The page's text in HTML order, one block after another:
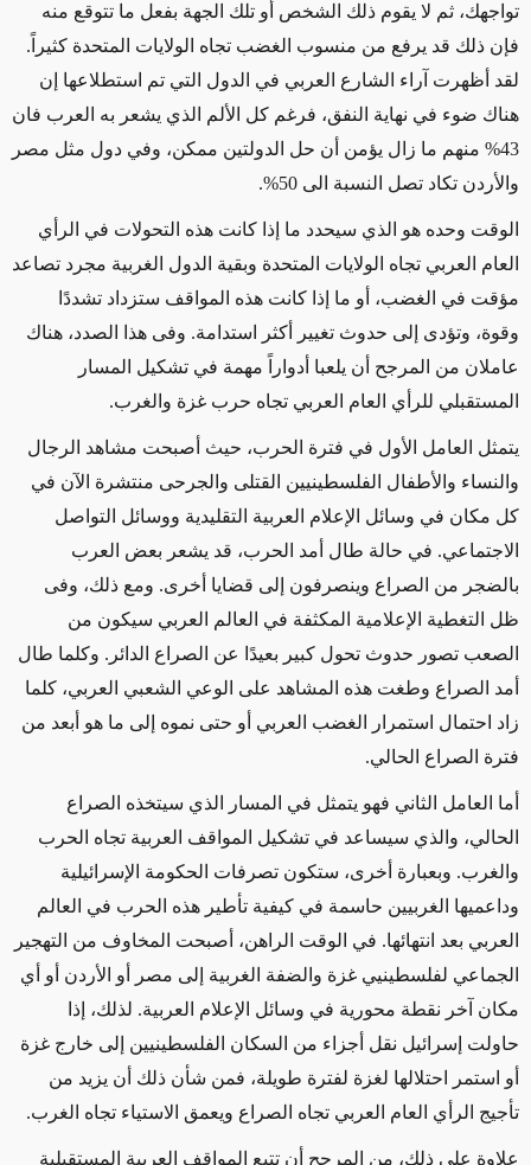
تواجهك، ثم لا يقوم ذلك الشخص أو تلك الجهة بفعل ما تتوقع منه
فإن ذلك قد يرفع من منسوب الغضب تجاه الولايات المتحدة كثيراً.
لقد أظهرت آراء الشارع العربي في الدول التي تم استطلاعها إن
هناك ضوء في نهاية النفق، فرغم كل الألم الذي يشعر به العرب فان
43% منهم ما زال يؤمن أن حل الدولتين ممكن، وفي دول مثل مصر
والأردن تكاد تصل النسبة الى 50%.
الوقت وحده هو الذي سيحدد ما إذا كانت هذه التحولات في الرأي
العام العربي تجاه الولايات المتحدة وبقية الدول الغربية مجرد تصاعد
مؤقت في الغضب، أو ما إذا كانت هذه المواقف ستزداد تشددًا
وقوة، وتؤدى إلى حدوث تغيير أكثر استدامة. وفى هذا الصدد، هناك
عاملان من المرجح أن يلعبا أدواراً مهمة في تشكيل المسار
المستقبلي للرأي العام العربي تجاه حرب غزة والغرب.
يتمثل العامل الأول في فترة الحرب، حيث أصبحت مشاهد الرجال
والنساء والأطفال الفلسطينيين القتلى والجرحى منتشرة الآن في
كل مكان في وسائل الإعلام العربية التقليدية ووسائل التواصل
الاجتماعي. في حالة طال أمد الحرب، قد يشعر بعض العرب
بالضجر من الصراع وينصرفون إلى قضايا أخرى. ومع ذلك، وفى
ظل التغطية الإعلامية المكثفة في العالم العربي سيكون من
الصعب تصور حدوث تحول كبير بعيدًا عن الصراع الدائر. وكلما طال
أمد الصراع وطغت هذه المشاهد على الوعي الشعبي العربي، كلما
زاد احتمال استمرار الغضب العربي أو حتى نموه إلى ما هو أبعد من
فترة الصراع الحالي.
أما العامل الثاني فهو يتمثل في المسار الذي سيتخذه الصراع
الحالي، والذي سيساعد في تشكيل المواقف العربية تجاه الحرب
والغرب. وبعبارة أخرى، ستكون تصرفات الحكومة الإسرائيلية
وداعميها الغربيين حاسمة في كيفية تأطير هذه الحرب في العالم
العربي بعد انتهائها. في الوقت الراهن، أصبحت المخاوف من التهجير
الجماعي لفلسطينيي غزة والضفة الغربية إلى مصر أو الأردن أو أي
مكان آخر نقطة محورية في وسائل الإعلام العربية. لذلك، إذا
حاولت إسرائيل نقل أجزاء من السكان الفلسطينيين إلى خارج غزة
أو استمر احتلالها لغزة لفترة طويلة، فمن شأن ذلك أن يزيد من
تأجيج الرأي العام العربي تجاه الصراع ويعمق الاستياء تجاه الغرب.
علاوة على ذلك، من المرجح أن تتبع المواقف العربية المستقبلية